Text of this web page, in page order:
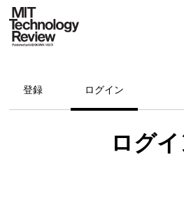
登録 ログイン
ログ